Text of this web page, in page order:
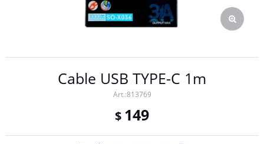
Cable USB TYPE-C 1m
813769
$ 149